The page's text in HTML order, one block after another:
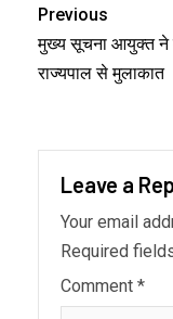
Previous
मुख्य सूचना आयुक्त ने
राज्यपाल से मुलाकात
Leave a
Your email
Required
Comment *